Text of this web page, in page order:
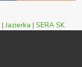
|Jazierka | SERA SK